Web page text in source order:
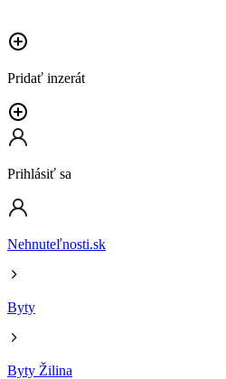
Pridať inzerát
Prihlásiť sa
Nehnuteľnosti.sk
Byty
Byty Žilina